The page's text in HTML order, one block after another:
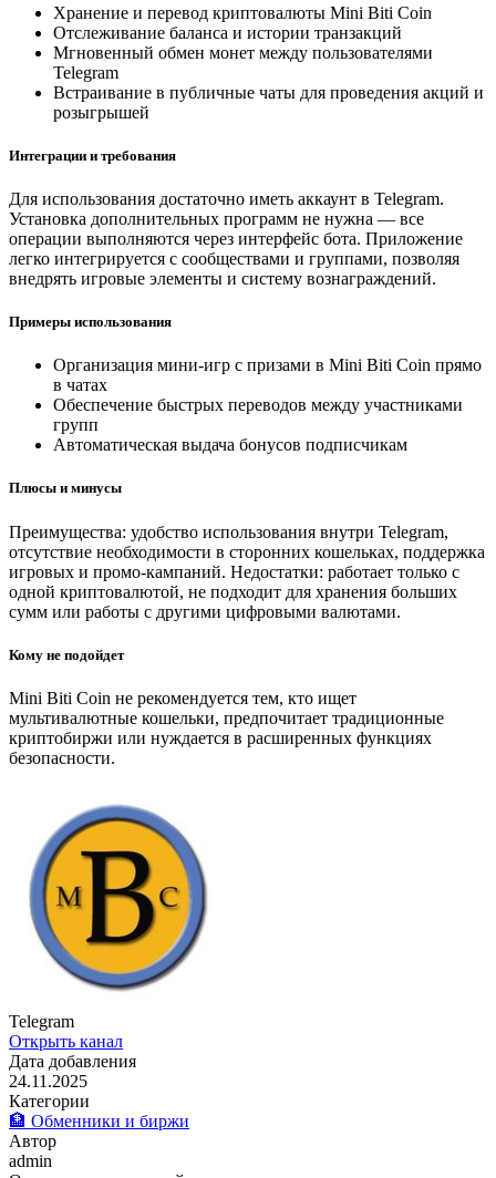
Хранение и перевод криптовалюты Mini Biti Coin
Отслеживание баланса и истории транзакций
Мгновенный обмен монет между пользователями
Telegram
Встраивание в публичные чаты для проведения акций и
розыгрышей
Интеграции и требования
Для использования достаточно иметь аккаунт в Telegram.
Установка дополнительных программ не нужна — все
операции выполняются через интерфейс бота. Приложение
легко интегрируется с сообществами и группами, позволяя
внедрять игровые элементы и систему вознаграждений.
Примеры использования
Организация мини-игр с призами в Mini Biti Coin прямо
в чатах
Обеспечение быстрых переводов между участниками
групп
Автоматическая выдача бонусов подписчикам
Плюсы и минусы
Преимущества: удобство использования внутри Telegram,
отсутствие необходимости в сторонних кошельках, поддержка
игровых и промо-кампаний. Недостатки: работает только с
одной криптовалютой, не подходит для хранения больших
сумм или работы с другими цифровыми валютами.
Кому не подойдет
Mini Biti Coin не рекомендуется тем, кто ищет
мультивалютные кошельки, предпочитает традиционные
криптобиржи или нуждается в расширенных функциях
безопасности.
Telegram
Открыть канал
Дата добавления
24.11.2025
Категории
🏦 Обменники и биржи
Автор
admin